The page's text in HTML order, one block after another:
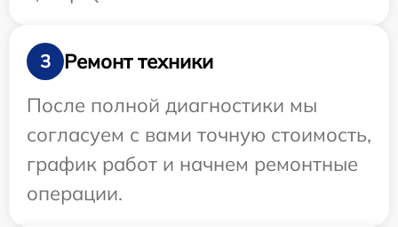
3
Ремонт техники
После полной диагностики мы
согласуем с вами точную стоимость,
график работ и начнем ремонтные
операции.